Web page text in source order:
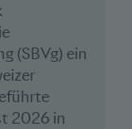
(SBVg) ein
2026 in